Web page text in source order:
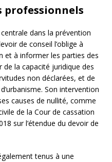
professionnels
dans la prévention
de conseil l’oblige à
et à informer les parties des
de la capacité juridique des
non déclarées, et de
Son intervention
causes de nullité, comme
de la Cour de cassation
sur l’étendue du devoir de
tenus à une